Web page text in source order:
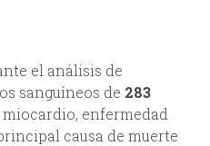
el análisis de
sanguíneos de 283
enfermedad
causa de muerte